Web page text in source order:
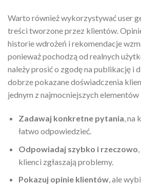
Warto również wykorzystywać user
treści tworzone przez klientów.
historie wdrożeń i rekomendacje
ponieważ pochodzą od realnych
należy prosić o zgodę na publikację i
dobrze pokazane doświadczenia
jednym z najmocniejszych
Zadawaj konkretne pytania, na
łatwo odpowiedzieć.
Odpowiadaj szybko i rzeczowo
klienci zgłaszają problemy.
Pokazuj opinie klientów, ale